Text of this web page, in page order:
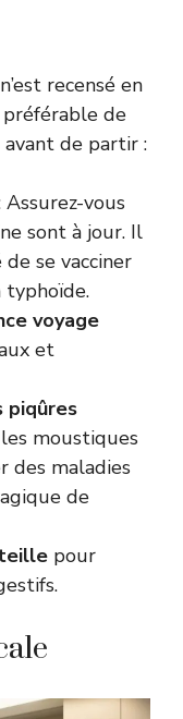
recensé en
préférable de
de partir :
Assurez-vous
sont à jour. Il
se vacciner
typhoïde.
voyage
et
piqûres
moustiques
des maladies
de
pour